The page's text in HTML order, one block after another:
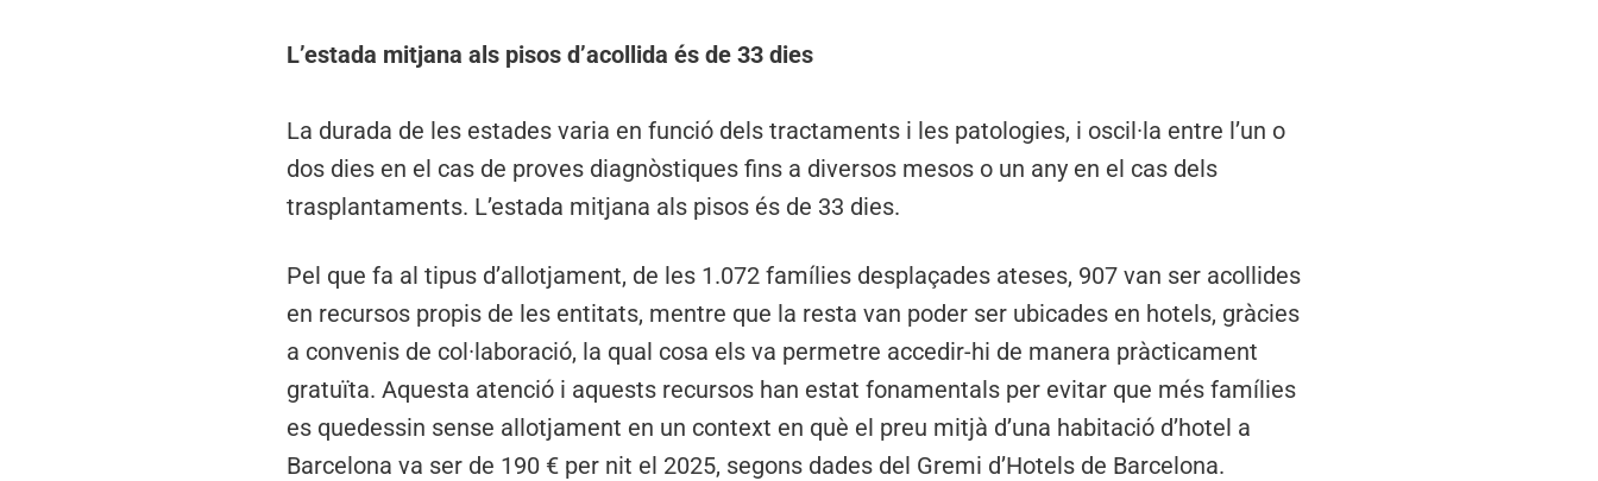
L’estada mitjana als pisos d’acollida és de 33 dies
La durada de les estades varia en funció dels tractaments i les patologies, i oscil·la entre l’un o
dos dies en el cas de proves diagnòstiques fins a diversos mesos o un any en el cas dels
trasplantaments. L’estada mitjana als pisos és de 33 dies.
Pel que fa al tipus d’allotjament, de les 1.072 famílies desplaçades ateses, 907 van ser acollides
en recursos propis de les entitats, mentre que la resta van poder ser ubicades en hotels, gràcies
a convenis de col·laboració, la qual cosa els va permetre accedir-hi de manera pràcticament
gratuïta. Aquesta atenció i aquests recursos han estat fonamentals per evitar que més famílies
es quedessin sense allotjament en un context en què el preu mitjà d’una habitació d’hotel a
Barcelona va ser de 190 € per nit el 2025, segons dades del Gremi d’Hotels de Barcelona.